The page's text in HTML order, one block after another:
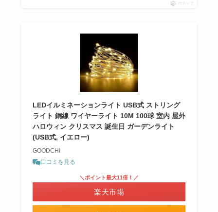
ポチップ
LEDイルミネーションライト USB式 ストリング
ライト 銅線 ワイヤーライト 10M 100球 室内 屋外
ハロウィン クリスマス 誕生日 ガーデンライト
(USB式, イエロー)
GOODCHI
口コミを見る
＼ポイント最大11倍！／
楽天市場